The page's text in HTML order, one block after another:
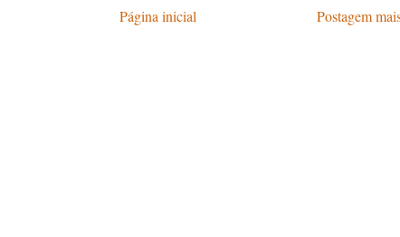
Postagem
Página inicial